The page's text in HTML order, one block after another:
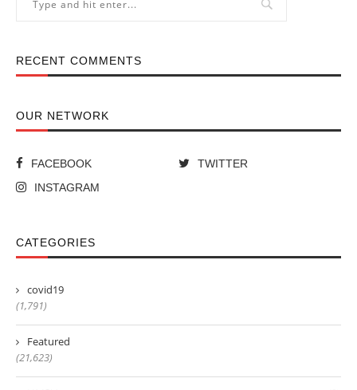
RECENT COMMENTS
OUR NETWORK
FACEBOOK
TWITTER
INSTAGRAM
CATEGORIES
covid19
(1,791)
Featured
(21,623)